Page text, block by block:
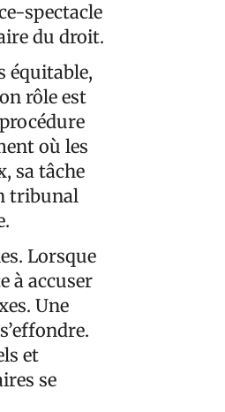
spectacle
du droit.
équitable,
rôle est
où les
sa tâche
tribunal
Lorsque
à accuser
Une
et
se